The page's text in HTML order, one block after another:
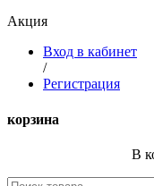
Акция
Вход в кабинет
/
Регистрация
корзина
В